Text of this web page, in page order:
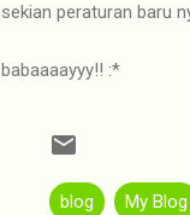
sekian peraturan baru
babaaaayyy!! :*
blog My Blog